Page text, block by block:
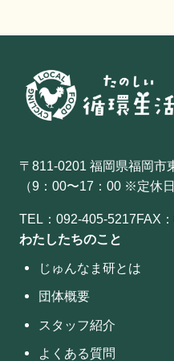
〒811-0201 福岡県福岡市
（9：00〜17：00 ※定休
TEL：092-405-5217FAX
わたしたちのこと
じゅんなま研とは
団体概要
スタッフ紹介
よくある質問